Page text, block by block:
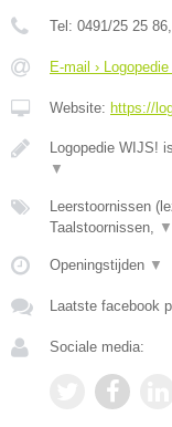
Tel: 0491/25 25 86
E-mail ›
Website: https://
Logopedie WIJS!
▼
Leerstoornissen
Taalstoornissen, ▼
Openingstijden ▼
Laatste facebook
Sociale media: